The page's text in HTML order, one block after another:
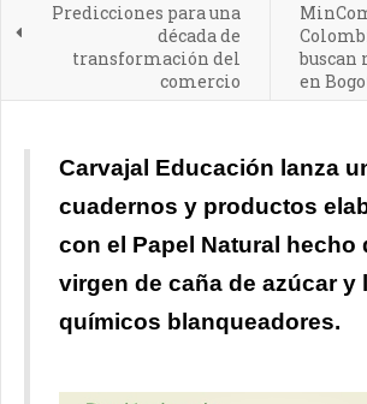
Predicciones para una
década de
transformación del
comercio
buscan
en
Carvajal Educación lanza
cuadernos y productos
con el Papel Natural hecho
virgen de caña de azúcar y
químicos blanqueadores.